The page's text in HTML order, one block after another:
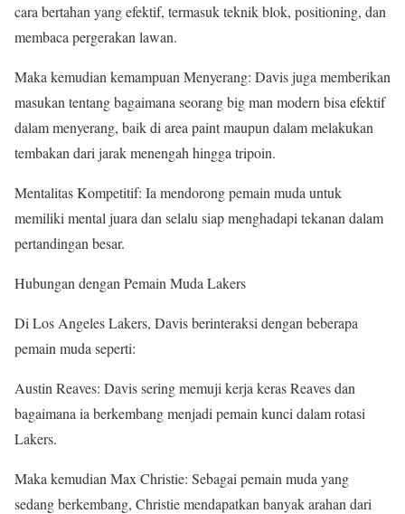
cara bertahan yang efektif, termasuk teknik blok, positioning, dan
membaca pergerakan lawan.
Maka kemudian kemampuan Menyerang: Davis juga memberikan
masukan tentang bagaimana seorang big man modern bisa efektif
dalam menyerang, baik di area paint maupun dalam melakukan
tembakan dari jarak menengah hingga tripoin.
Mentalitas Kompetitif: Ia mendorong pemain muda untuk
memiliki mental juara dan selalu siap menghadapi tekanan dalam
pertandingan besar.
Hubungan dengan Pemain Muda Lakers
Di Los Angeles Lakers, Davis berinteraksi dengan beberapa
pemain muda seperti:
Austin Reaves: Davis sering memuji kerja keras Reaves dan
bagaimana ia berkembang menjadi pemain kunci dalam rotasi
Lakers.
Maka kemudian Max Christie: Sebagai pemain muda yang
sedang berkembang, Christie mendapatkan banyak arahan dari